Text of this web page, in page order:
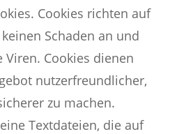
Cookies richten auf
Schaden an und
Viren. Cookies dienen
nutzerfreundlicher,
zu machen.
Textdateien, die auf